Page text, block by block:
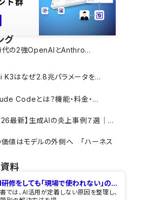
グ
代の2強OpenAIとAnthro...
K3はなぜ2.8兆パラメータを...
Codeとは？機能・料金・...
最新】生成AIの炎上事例７選｜...
価値はモデルの外側へ 「ハーネス
料
修をしても​「現場で使われない」の...
では、AI活用が定着しない原因を整理し、